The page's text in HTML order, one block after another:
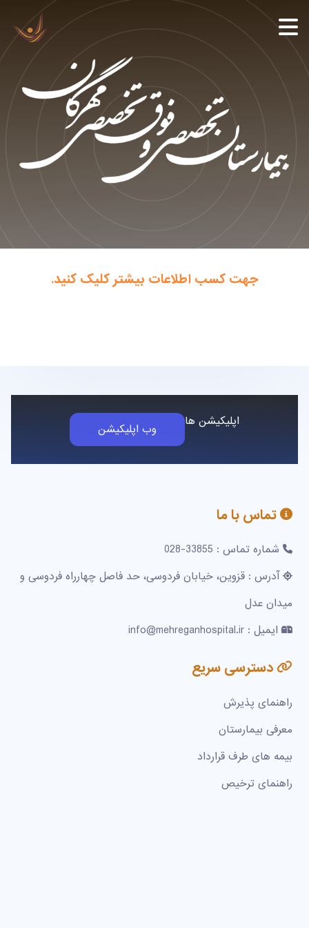
جهت کسب اطلاعات بیشتر کلیک کنید.
اپلیکیشن ها وب اپلیکیشن
تماس با ما
شماره تماس : 33855-028
آدرس : قزوین، خیابان فردوسی، حد فاصل چهارراه فردوسی و
میدان عدل
ایمیل : info@mehreganhospital.ir
دسترسی سریع
راهنمای پذیرش
معرفی بیمارستان
بیمه های طرف قرارداد
راهنمای ترخیص